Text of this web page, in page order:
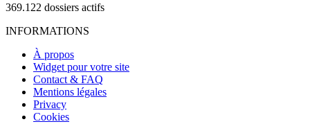
369.122 dossiers actifs
INFORMATIONS
À propos
Widget pour votre site
Contact & FAQ
Mentions légales
Privacy
Cookies